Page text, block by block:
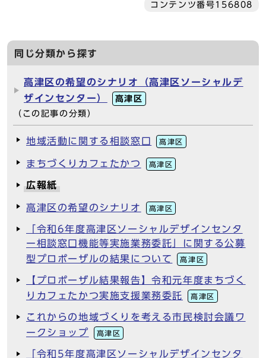
コンテンツ番号156808
同じ分類から探す
高津区の希望のシナリオ（高津区ソーシャルデ
ザインセンター）
高津区
（この記事の分類）
地域活動に関する相談窓口 高津区
まちづくりカフェたかつ 高津区
広報紙
高津区の希望のシナリオ 高津区
「令和6年度高津区ソーシャルデザインセンタ
ー相談窓口機能等実施業務委託」に関する公募
型プロポーザルの結果について
高津区
【プロポーザル結果報告】令和元年度まちづく
りカフェたかつ実施支援業務委託
高津区
これからの地域づくりを考える市民検討会議ワ
ークショップ
高津区
「令和5年度高津区ソーシャルデザインセンタ